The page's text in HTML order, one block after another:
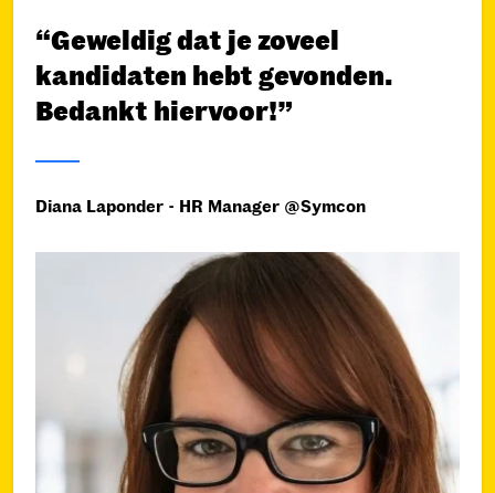
“Geweldig dat je zoveel
kandidaten hebt gevonden.
Bedankt hiervoor!”
Diana Laponder - HR Manager @Symcon